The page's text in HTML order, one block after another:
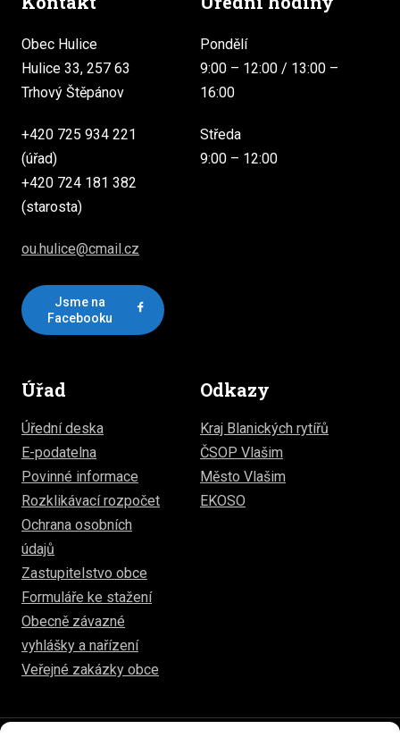
Obec Hulice
Hulice 33, 257 63
Trhový Štěpánov
+420 725 934 221
(úřad)
+420 724 181 382
(starosta)
ou.hulice@cmail.cz
Jsme na
Facebooku
Pondělí
9:00 – 12:00 / 13:00 –
16:00
Středa
9:00 – 12:00
Úřad
Úřední deska
E-podatelna
Povinné informace
Rozklikávací rozpočet
Ochrana osobních
údajů
Zastupitelstvo obce
Formuláře ke stažení
Obecně závazné
vyhlášky a nařízení
Veřejné zakázky obce
Odkazy
Kraj Blanických rytířů
ČSOP Vlašim
Město Vlašim
EKOSO